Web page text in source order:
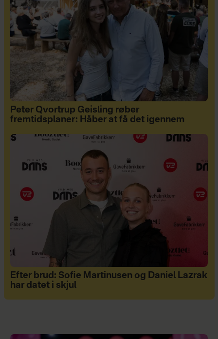
Peter Qvortrup Geisling røber
fremtidsplaner: Håber at få det igennem
Efter brud: Sofie Martinusen og Daniel Lazrak
har datet i skjul